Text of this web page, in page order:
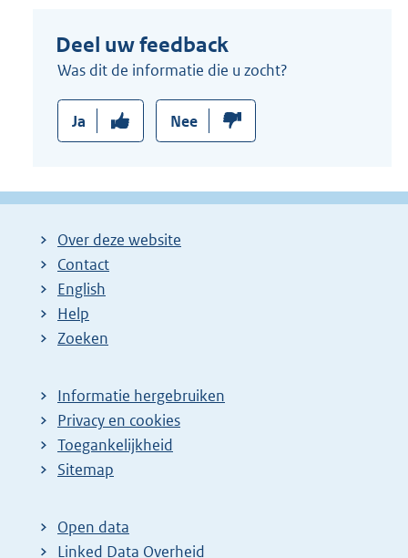
Deel uw feedback
Was dit de informatie die u zocht?
Ja Nee
Over deze website
Contact
English
Help
Zoeken
Informatie hergebruiken
Privacy en cookies
Toegankelijkheid
Sitemap
Open data
Linked Data Overheid